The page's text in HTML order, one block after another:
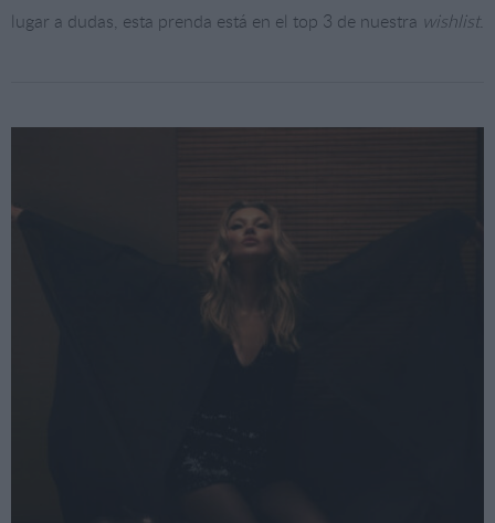
lugar a dudas, esta prenda está en el top 3 de nuestra wishlist.